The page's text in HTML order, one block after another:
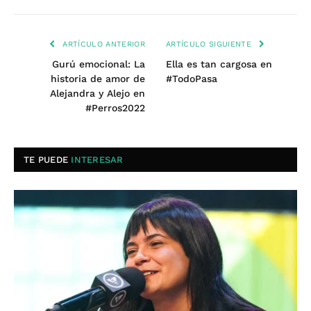
ARTÍCULO ANTERIOR
Gurú emocional: La
historia de amor de
Alejandra y Alejo en
#Perros2022
ARTÍCULO SIGUIENTE
Ella es tan cargosa en
#TodoPasa
TE PUEDE INTERESAR